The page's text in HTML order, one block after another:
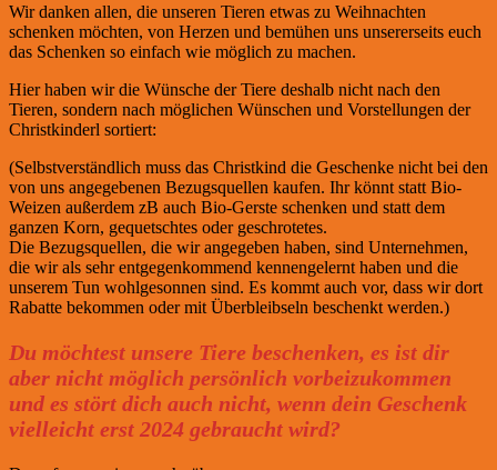
Wir danken allen, die unseren Tieren etwas zu Weihnachten
schenken möchten, von Herzen und bemühen uns unsererseits euch
das Schenken so einfach wie möglich zu machen.
Hier haben wir die Wünsche der Tiere deshalb nicht nach den
Tieren, sondern nach möglichen Wünschen und Vorstellungen der
Christkinderl sortiert:
(Selbstverständlich muss das Christkind die Geschenke nicht bei den
von uns angegebenen Bezugsquellen kaufen. Ihr könnt statt Bio-
Weizen außerdem zB auch Bio-Gerste schenken und statt dem
ganzen Korn, gequetschtes oder geschrotetes.
Die Bezugsquellen, die wir angegeben haben, sind Unternehmen,
die wir als sehr entgegenkommend kennengelernt haben und die
unserem Tun wohlgesonnen sind. Es kommt auch vor, dass wir dort
Rabatte bekommen oder mit Überbleibseln beschenkt werden.)
Du möchtest unsere Tiere beschenken, es ist dir
aber nicht möglich persönlich vorbeizukommen
und es stört dich auch nicht, wenn dein Geschenk
vielleicht erst 2024 gebraucht wird?